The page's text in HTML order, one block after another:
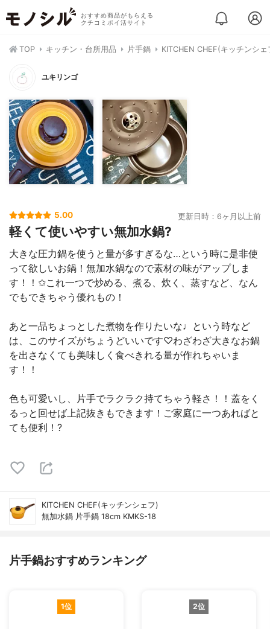
おすすめ商品がもらえる
クチコミポイ活サイト
TOP キッチン・台所用品 片手鍋 KITCHEN CHEF(キッチンシ
ユキリンゴ
5.00 更新日時：6ヶ月以上前
軽くて使いやすい無加水鍋?
大きな圧力鍋を使うと量が多すぎるな…という時に是非使
って欲しいお鍋！無加水鍋なので素材の味がアップしま
す！！✩これ一つで炒める、煮る、炊く、蒸すなど、なん
でもできちゃう優れもの！
あと一品ちょっとした煮物を作りたいな♩という時など
は、このサイズがちょうどいいです♡わざわざ大きなお鍋
を出さなくても美味しく食べきれる量が作れちゃいま
す！！
色も可愛いし、片手でラクラク持てちゃう軽さ！！蓋をく
るっと回せば上記抜きもできます！ご家庭に一つあればと
ても便利！?
KITCHEN CHEF(キッチンシェフ)
無加水鍋 片手鍋 18cm KMKS-18
片手鍋おすすめランキング
1位 2位